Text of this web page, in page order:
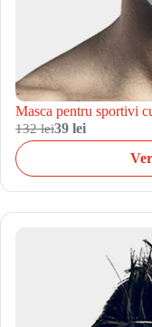
Masca pentru sportivi
132 lei39 lei